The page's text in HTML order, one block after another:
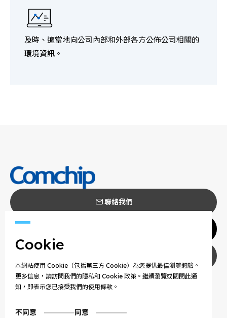
及時、適當地向公司內部和外部各方公佈公司相關的
環境資訊。
聯絡我們
COPYRIGHT © 2025 COMCHIP TECHNOLOGY CO.,
Cookie
本網站使用 Cookie（包括第三方 Cookie）為您提供最佳瀏覽體驗。
更多信息，請訪問我們的隱私和 Cookie 政策。繼續瀏覽或關閉此通
知，即表示您已接受我們的使用條款。
不同意 同意